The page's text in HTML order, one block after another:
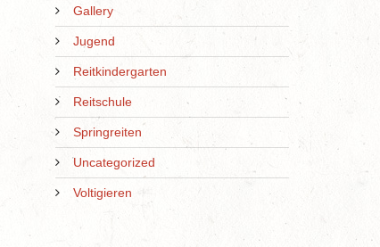
Gallery
Jugend
Reitkindergarten
Reitschule
Springreiten
Uncategorized
Voltigieren